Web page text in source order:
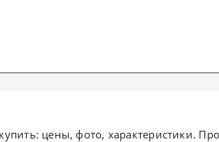
цены, фото, характеристики.